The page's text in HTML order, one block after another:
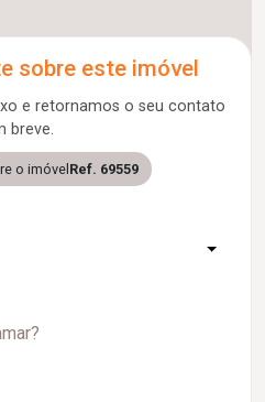
sobre este imóvel
e retornamos o seu contato
breve.
o imóvel Ref. 69559